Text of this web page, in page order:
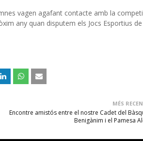
vagen agafant contacte amb la
any quan disputem els Jocs Esportius de
MÉS
Encontre amistós entre el nostre Cadet del
Benigànim i el Pamesa